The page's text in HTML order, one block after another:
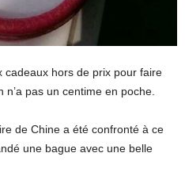
cadeaux hors de prix pour faire
pas un centime en poche.
de Chine a été confronté à ce
une bague avec une belle